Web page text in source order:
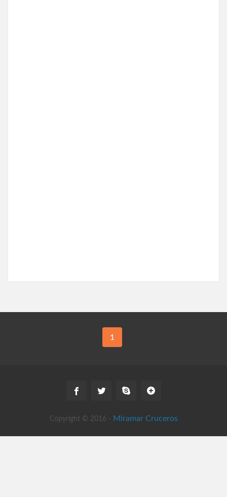
1
Copyright © 2016 - Miramar Cruceros